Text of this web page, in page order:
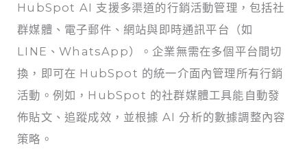
HubSpot AI 支援多渠道的行銷活動管理，包括社
群媒體、電子郵件、網站與即時通訊平台（如
LINE、WhatsApp）。企業無需在多個平台間切
換，即可在 HubSpot 的統一介面內管理所有行銷
活動。例如，HubSpot 的社群媒體工具能自動發
佈貼文、追蹤成效，並根據 AI 分析的數據調整內容
策略。